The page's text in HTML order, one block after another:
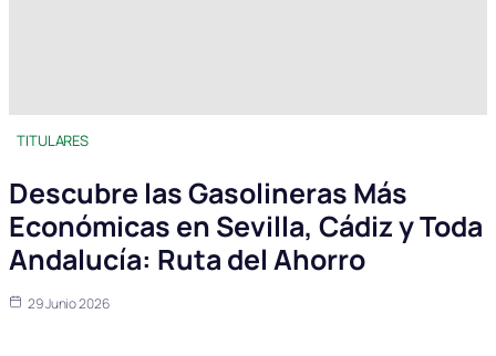
TITULARES
Descubre las Gasolineras Más
Económicas en Sevilla, Cádiz y Toda
Andalucía: Ruta del Ahorro
29 Junio 2026